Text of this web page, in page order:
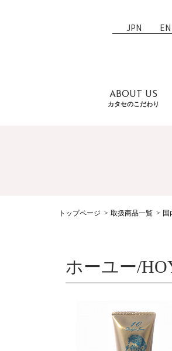
JPN EN
ABOUT US
カタセのこだわり
トップページ 取扱商品一覧 国
ホーユー/